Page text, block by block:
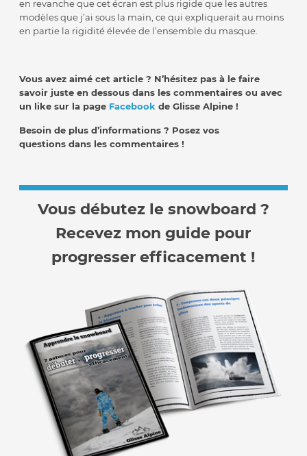
en revanche que cet écran est plus rigide que les autres
modèles que j’ai sous la main, ce qui expliquerait au moins
en partie la rigidité élevée de l’ensemble du masque.
Vous avez aimé cet article ? N’hésitez pas à le faire
savoir juste en dessous dans les commentaires ou avec
un like sur la page Facebook de Glisse Alpine !
Besoin de plus d’informations ? Posez vos
questions dans les commentaires !
Vous débutez le snowboard ?
Recevez mon guide pour
progresser efficacement !